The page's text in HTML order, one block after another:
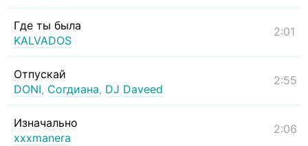
Где ты была
KALVADOS
2:01
Отпускай
DONI, Согдиана, DJ Daveed
2:55
Изначально
xxxmanera
2:06